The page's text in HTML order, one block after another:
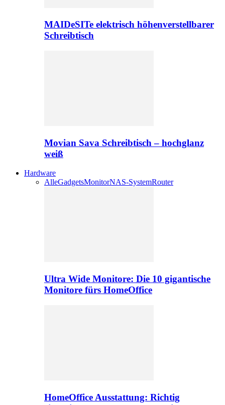
MAIDeSITe elektrisch höhenverstellbarer
Schreibtisch
Movian Sava Schreibtisch – hochglanz
weiß
Hardware
AlleGadgetsMonitorNAS-SystemRouter
Ultra Wide Monitore: Die 10 gigantische
Monitore fürs HomeOffice
HomeOffice Ausstattung: Richtig